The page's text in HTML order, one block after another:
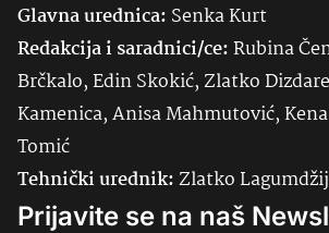
Glavna urednica: SenkaKurt
Redakcija i saradnici/ce:Rubina
Brčkalo, Edin Skokić, Zlatko
Kamenica, Anisa Mahmutović,
Tomić
Tehnički urednik:Zlatko
Prijavite se na naš